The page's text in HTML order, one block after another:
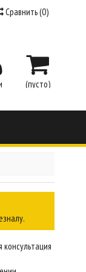
Сравнить(0)
(пусто)